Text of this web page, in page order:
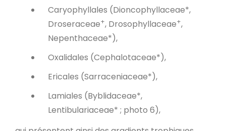
Caryophyllales (Dioncophyllaceae*,
Droseraceae+, Drosophyllaceae+,
Nepenthaceae*),
Oxalidales (Cephalotaceae*),
Ericales (Sarraceniaceae*),
Lamiales (Byblidaceae*,
Lentibulariaceae* ; photo 6),